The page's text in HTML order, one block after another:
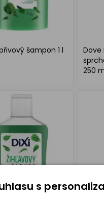
šampon 1 l
Dove
250
s